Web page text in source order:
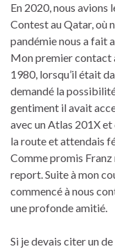
En 2020, nous
Contest au Qatar, où
pandémie nous a fait
Mon premier contact
1980, lorsqu’il était
demandé la
gentiment il avait
avec un Atlas 201X
la route et attendais
Comme promis Franz
report. Suite à mon
commencé à nous
une profonde amitié.
Si je devais citer un